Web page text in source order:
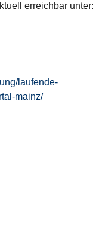
erreichbar unter:
laufende-
mainz/